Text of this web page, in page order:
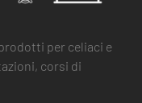
per celiaci e
corsi di